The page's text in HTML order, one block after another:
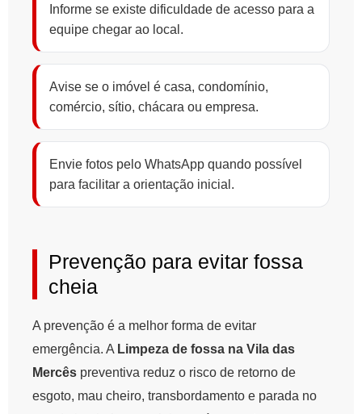
Informe se existe dificuldade de acesso para a
equipe chegar ao local.
Avise se o imóvel é casa, condomínio,
comércio, sítio, chácara ou empresa.
Envie fotos pelo WhatsApp quando possível
para facilitar a orientação inicial.
Prevenção para evitar fossa
cheia
A prevenção é a melhor forma de evitar
emergência. A Limpeza de fossa na Vila das
Mercês preventiva reduz o risco de retorno de
esgoto, mau cheiro, transbordamento e parada no